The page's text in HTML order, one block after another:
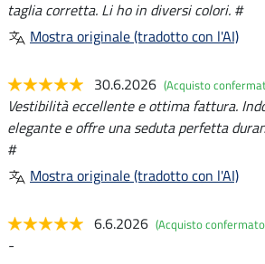
taglia corretta. Li ho in diversi colori. #
Mostra originale (tradotto con l'AI)
30.6.2026 (Acquisto
Vestibilità eccellente e ottima fattura.
elegante e offre una seduta perfetta
#
Mostra originale (tradotto con l'AI)
6.6.2026 (Acquisto
-